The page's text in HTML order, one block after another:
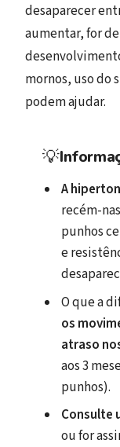
desaparecer
aumentar, for
mornos, uso do
podem ajudar.
💡
A
recém-
punhos
e
O que a
os
atraso
aos 3
punhos).
Consulte
ou for